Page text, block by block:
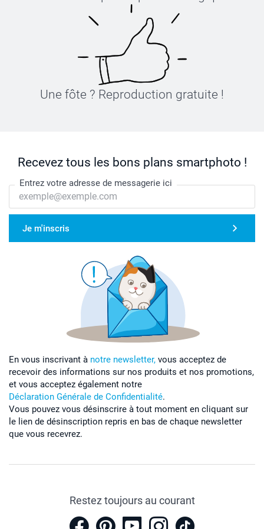
Une fôte ? Reproduction gratuite !
Recevez tous les bons plans smartphoto !
Entrez votre adresse de messagerie ici
Je m'inscris
En vous inscrivant à notre newsletter, vous acceptez de
recevoir des informations sur nos produits et nos promotions,
et vous acceptez également notre
Déclaration Générale de Confidentialité.
Vous pouvez vous désinscrire à tout moment en cliquant sur
le lien de désinscription repris en bas de chaque newsletter
que vous recevrez.
Restez toujours au courant